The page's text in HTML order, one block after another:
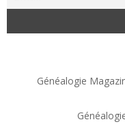
Généalogie